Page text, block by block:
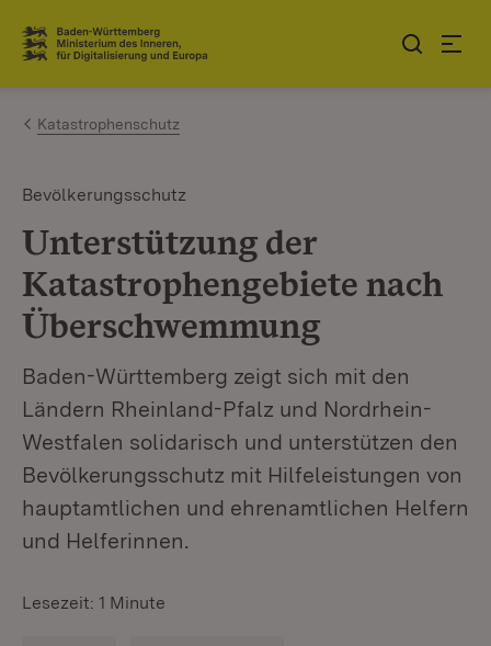
Zum Inhalt springen
Link zur Startseite
Katastrophenschutz
Bevölkerungsschutz
Unterstützung der
Katastrophengebiete nach
Überschwemmung
Baden-Württemberg zeigt sich mit den
Ländern Rheinland-Pfalz und Nordrhein-
Westfalen solidarisch und unterstützen den
Bevölkerungsschutz mit Hilfeleistungen von
hauptamtlichen und ehrenamtlichen Helfern
und Helferinnen.
Lesezeit: 1 Minute